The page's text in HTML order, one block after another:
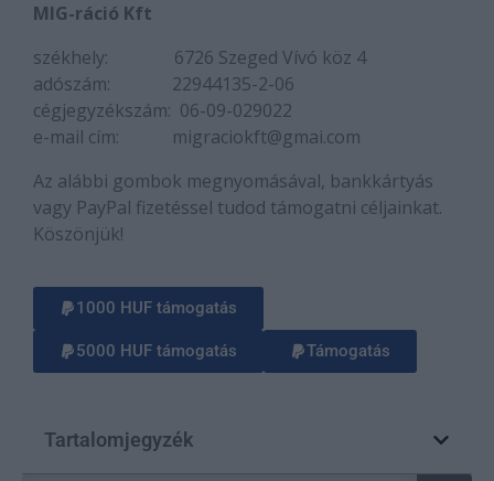
MIG-ráció Kft
székhely: 6726 Szeged Vívó köz 4
adószám: 22944135-2-06
cégjegyzékszám: 06-09-029022
e-mail cím: migraciokft@gmai.com
Az alábbi gombok megnyomásával, bankkártyás
vagy PayPal fizetéssel tudod támogatni céljainkat.
Köszönjük!
1000 HUF támogatás
5000 HUF támogatás Támogatás
Tartalomjegyzék